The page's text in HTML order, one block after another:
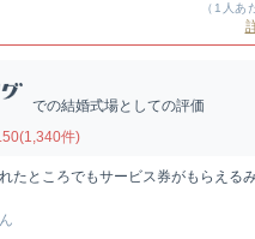
（1人あ
での結婚式場としての評価
件)
たところでもサービス券がもらえる